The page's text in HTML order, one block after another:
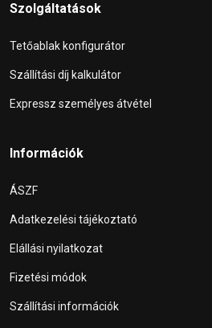
Szolgáltatások
Tetőablak konfigurátor
Szállítási díj kalkulátor
Expressz személyes átvétel
Információk
ÁSZF
Adatkezelési tájékoztató
Elállási nyilatkozat
Fizetési módok
Szállítási információk